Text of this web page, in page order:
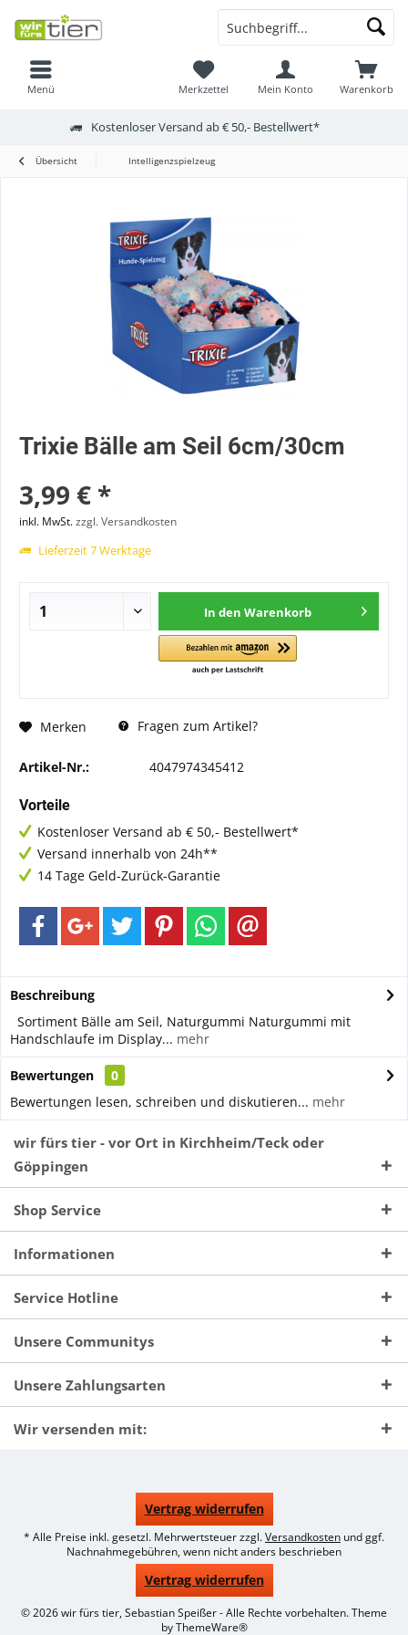
Menü Warenkorb
Merkzettel Mein Konto
Kostenloser Versand ab € 50,- Bestellwert*
Übersicht Intelligenzspielzeug
Trixie Bälle am Seil 6cm/30cm
3,99 € *
inkl. MwSt.zzgl. Versandkosten
Lieferzeit 7 Werktage
In den Warenkorb
Merken Fragen zum Artikel?
Artikel-Nr.: 4047974345412
Vorteile
Kostenloser Versand ab € 50,- Bestellwert*
Versand innerhalb von 24h**
14 Tage Geld-Zurück-Garantie
Beschreibung
Sortiment Bälle am Seil, Naturgummi Naturgummi mit
Handschlaufe im Display... mehr
Bewertungen
0
Bewertungen lesen, schreiben und diskutieren... mehr
wir fürs tier - vor Ort in Kirchheim/Teck oder
Göppingen
Shop Service
Informationen
Service Hotline
Unsere Communitys
Unsere Zahlungsarten
Wir versenden mit:
Vertrag widerrufen
* Alle Preise inkl. gesetzl. Mehrwertsteuer zzgl.Versandkosten und ggf.
Nachnahmegebühren, wenn nicht anders beschrieben
Vertrag widerrufen
© 2026 wir fürs tier, Sebastian Speißer - Alle Rechte vorbehalten. Theme
byThemeWare®